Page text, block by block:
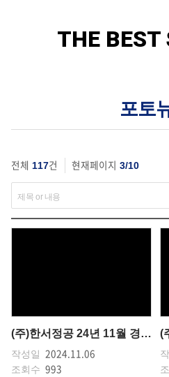
THE BEST
포토
전체 117건 현재페이지 3/10
(주)한서정공 24년 11월 경영회의
작성일 2024.11.06
조회수 993